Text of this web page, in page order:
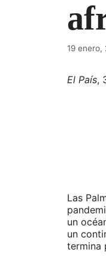
19 enero,
El País,
Las
un
un
termina